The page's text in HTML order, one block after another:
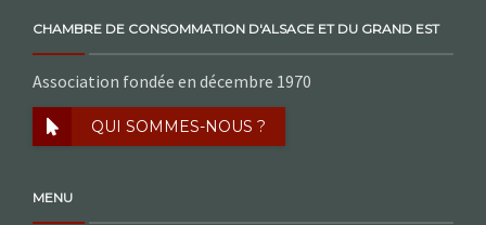
CHAMBRE DE CONSOMMATION D'ALSACE ET DU GRAND EST
Association fondée en décembre 1970
QUI SOMMES-NOUS ?
MENU